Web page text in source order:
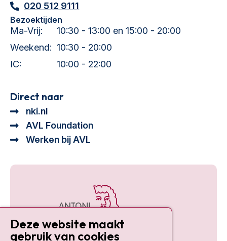
020 512 9111
Bezoektijden
Ma-Vrij:
10:30 - 13:00 en 15:00 - 20:00
Weekend: 10:30 - 20:00
IC:
10:00 - 22:00
Direct naar
nki.nl
AVL Foundation
Werken bij AVL
Deze website maakt
gebruik van cookies